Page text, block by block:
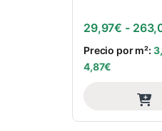
29,97€ -
Precio por m²:
4,87€